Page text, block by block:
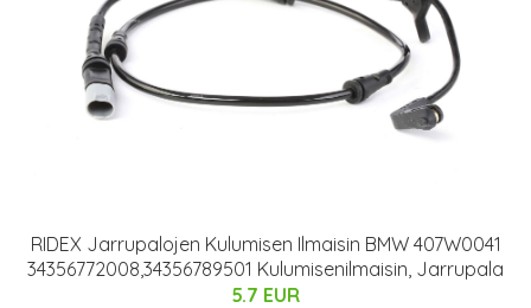
RIDEX Jarrupalojen Kulumisen Ilmaisin BMW 407W0041
34356772008,34356789501 Kulumisenilmaisin, Jarrupala
5.7 EUR